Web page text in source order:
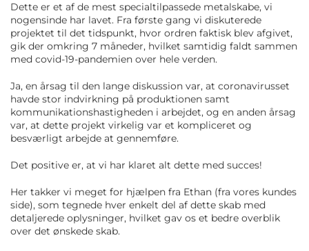
Dette er et af de mest specialtilpassede metalskabe, vi
nogensinde har lavet. Fra første gang vi diskuterede
projektet til det tidspunkt, hvor ordren faktisk blev afgivet,
gik der omkring 7 måneder, hvilket samtidig faldt sammen
med covid-19-pandemien over hele verden.
Ja, en årsag til den lange diskussion var, at coronavirusset
havde stor indvirkning på produktionen samt
kommunikationshastigheden i arbejdet, og en anden årsag
var, at dette projekt virkelig var et kompliceret og
besværligt arbejde at gennemføre.
Det positive er, at vi har klaret alt dette med succes!
Her takker vi meget for hjælpen fra Ethan (fra vores kundes
side), som tegnede hver enkelt del af dette skab med
detaljerede oplysninger, hvilket gav os et bedre overblik
over det ønskede skab.